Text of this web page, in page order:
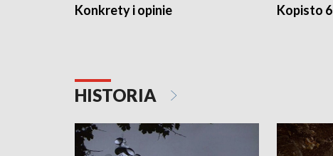
Konkrety i opinie Kopisto 6
HISTORIA